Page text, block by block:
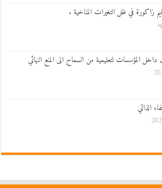
زاكورة في ظل التغيرات المناخية .
داخل المؤسسات لتعليمية من السماح الى المنع النهائي
الذاتي